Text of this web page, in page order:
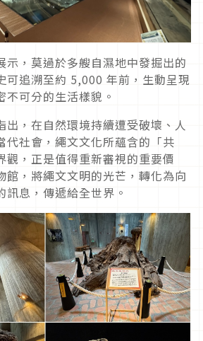
示，莫過於多艘自濕地中發掘出的
可追溯至約 5,000 年前，生動呈現
可分的生活樣貌。
出，在自然環境持續遭受破壞、人
代社會，繩文文化所蘊含的「共
觀，正是值得重新審視的重要價
館，將繩文文明的光芒，轉化為向
息，傳遞給全世界。